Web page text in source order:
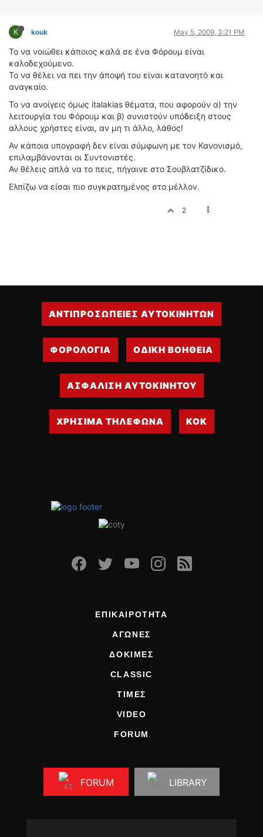
K kouk May 5, 2009, 3:21 PM
Το να νοιώθει κάποιος καλά σε ένα Φόρουμ είναι
καλοδεχούμενο.
Το να θέλει να πει την άποψή του είναι κατανοητό και
αναγκαίο.
Το να ανοίγεις όμως italakias θέματα, που αφορούν α) την
λειτουργία του Φόρουμ και β) συνιστούν υπόδειξη στους
αλλους χρήστες είναι, αν μη τι άλλο, λάθος!
Αν κάποια υπογραφή δεν είναι σύμφωνη με τον Κανονισμό,
επιλαμβάνονται οι Συντονιστές.
Αν θέλεις απλά να το πεις, πήγαινε στο Σουβλατζίδικο.
Ελπίζω να είσαι πιο συγκρατημένος στο μέλλον.
2
ΑΝΤΙΠΡΟΣΩΠΕΙΕΣ ΑΥΤΟΚΙΝΗΤΩΝ
ΦΟΡΟΛΟΓΙΑ ΟΔΙΚΗ ΒΟΗΘΕΙΑ
ΑΣΦΑΛΙΣΗ ΑΥΤΟΚΙΝΗΤΟΥ
ΧΡΗΣΙΜΑ ΤΗΛΕΦΩΝΑ ΚΟΚ
ΕΠΙΚΑΙΡΟΤΗΤΑ
ΑΓΩΝΕΣ
ΔΟΚΙΜΕΣ
CLASSIC
ΤΙΜΕΣ
VIDEO
FORUM
FORUM LIBRARY